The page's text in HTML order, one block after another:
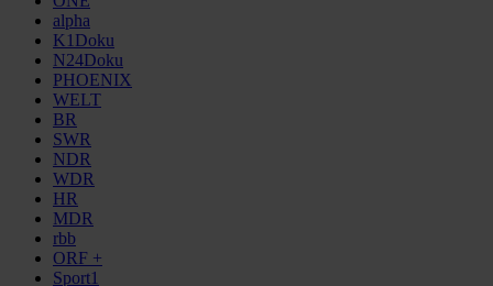
alpha
K1Doku
N24Doku
PHOENIX
WELT
BR
SWR
NDR
WDR
HR
MDR
rbb
ORF +
Sport1